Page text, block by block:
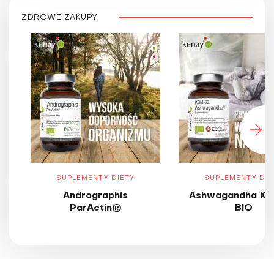
ZDROWE ZAKUPY
SUPLEMENTY DIETY
Andrographis
ParActin®
SUPLEMENTY
Ashwagandha
BIO